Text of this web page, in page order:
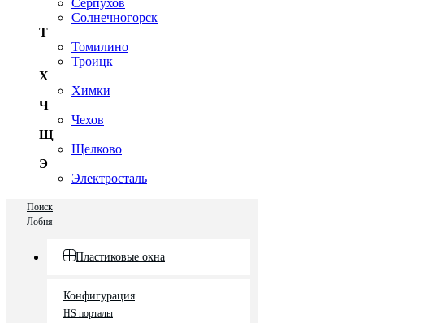
Серпухов
Солнечногорск
Т
Томилино
Троицк
Х
Химки
Ч
Чехов
Щ
Щелково
Э
Электросталь
Поиск
Лобня
Пластиковые окна
Конфигурация
HS порталы